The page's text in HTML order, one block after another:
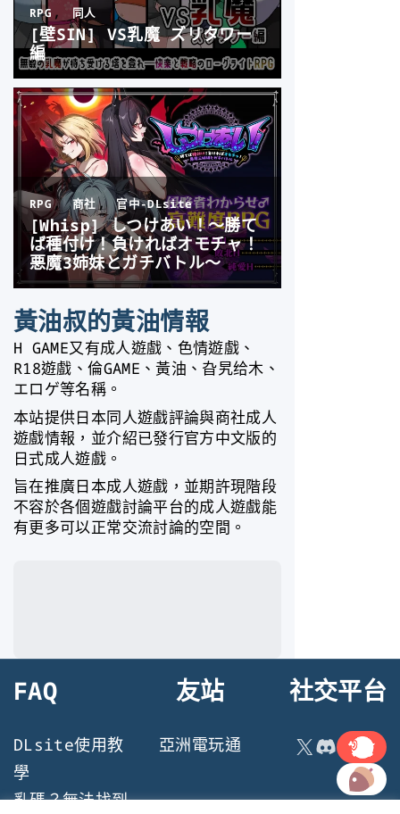
黃油叔的黃油情報
H GAME又有成人遊戲、色情遊戲、
R18遊戲、倫GAME、黃油、旮旯给木、
エロゲ等名稱。
本站提供日本同人遊戲評論與商社成人
遊戲情報，並介紹已發行官方中文版的
日式成人遊戲。
旨在推廣日本成人遊戲，並期許現階段
不容於各個遊戲討論平台的成人遊戲能
有更多可以正常交流討論的空間。
FAQ
DLsite使用教
學
亂碼？無法找到
友站
亞洲電玩通
社交平台
X Discord
連結
連結